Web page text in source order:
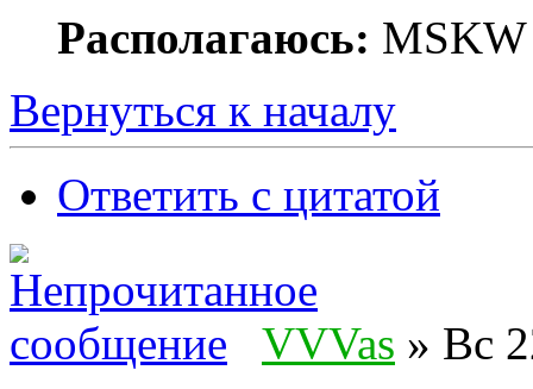
Располагаюсь: MSKW
Вернуться к началу
Ответить с цитатой
VVVas » Вс